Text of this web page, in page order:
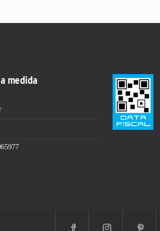
medida